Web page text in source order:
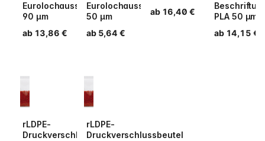
Eurolochausstanzung
90 µm
Normaler Preis
ab 13,86 €
Eurolochausstanzung
50 µm
Normaler Preis
ab 5,64 €
Normaler Preis
ab 16,40 €
PLA 50 µm
Normaler
ab 14,15 €
rLDPE-
Druckverschlussbeutel
rLDPE-
Druckverschlussbeutel